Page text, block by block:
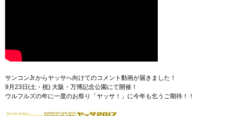
サンコンJr.からヤッサへ向けてのコメント動画が届きました！
9月23日(土・祝) 大阪・万博記念公園にて開催！
ウルフルズの年に一度のお祭り「ヤッサ！」に今年も乞うご期待！！